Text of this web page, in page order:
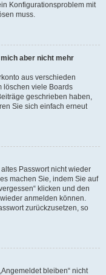
Konfigurationsproblem mit
muss.
aber nicht mehr
aus verschieden
löschen viele Boards
geschrieben haben,
Sie sich einfach erneut
Passwort nicht wieder
machen Sie, indem Sie auf
klicken und den
anmelden können.
zurückzusetzen, so
bleiben“ nicht